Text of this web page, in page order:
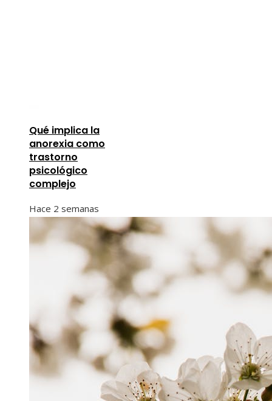
Qué implica la
anorexia como
trastorno
psicológico
complejo
Hace 2 semanas